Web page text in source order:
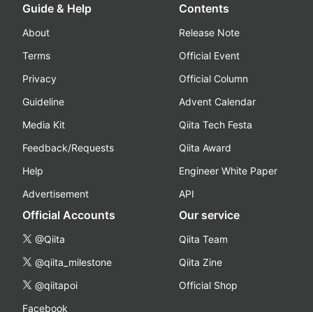
Guide & Help
About
Terms
Privacy
Guideline
Media Kit
Feedback/Requests
Help
Advertisement
Contents
Release Note
Official Event
Official Column
Advent Calendar
Qiita Tech Festa
Qiita Award
Engineer White Paper
API
Official Accounts
@Qiita
@qiita_milestone
@qiitapoi
Facebook
Our service
Qiita Team
Qiita Zine
Official Shop